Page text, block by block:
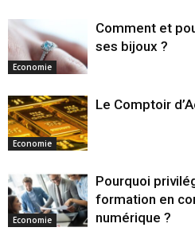
Economie
Comment et
ses bijoux ?
Economie
Le Comptoir
Economie
Pourquoi
formation en
numérique ?